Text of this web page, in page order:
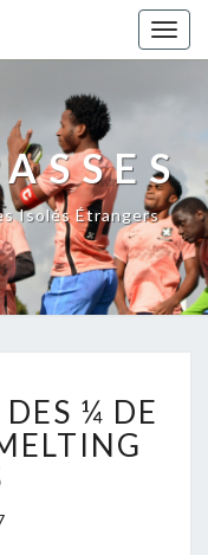
Isolés Étrangers
¼ DE